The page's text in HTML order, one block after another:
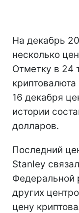
На декабрь
несколько
Отметку в 24
16 декабря
истории
долларов.
Последний
Stanley
Федеральной
других
цену